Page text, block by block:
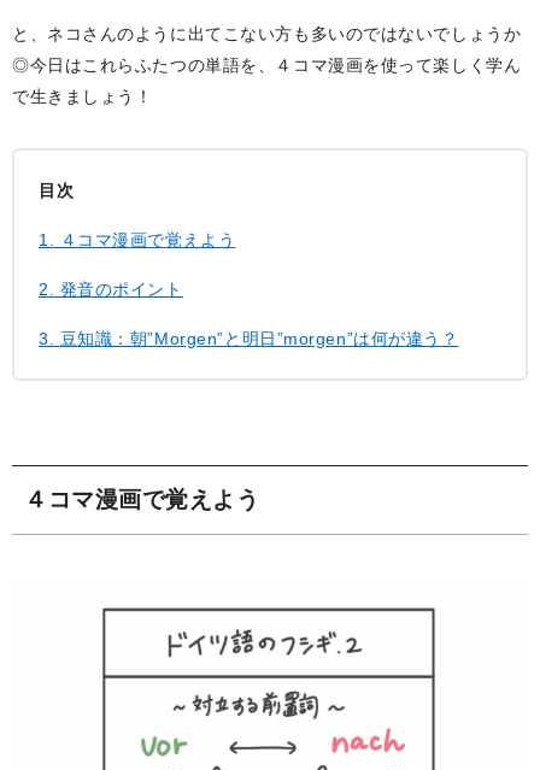
と、ネコさんのように出てこない方も多いのではないでしょうか
◎今日はこれらふたつの単語を、４コマ漫画を使って楽しく学ん
で生きましょう！
目次
1. ４コマ漫画で覚えよう
2. 発音のポイント
3. 豆知識：朝”Morgen”と明日”morgen”は何が違う？
４コマ漫画で覚えよう